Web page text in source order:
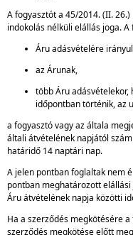
A fogyasztót a 45/2014. (II.
indokolás nélküli elállás joga.
Áru adásvételére
az Árunak,
több Áru
időpontban történik, az
a fogyasztó vagy az általa
általi átvételének napjától
határidő 14 naptári nap.
A jelen pontban foglaltak nem
pontban meghatározott
Áru átvételének napja közötti
Ha a szerződés megkötésére
szerződés megkötése előtt